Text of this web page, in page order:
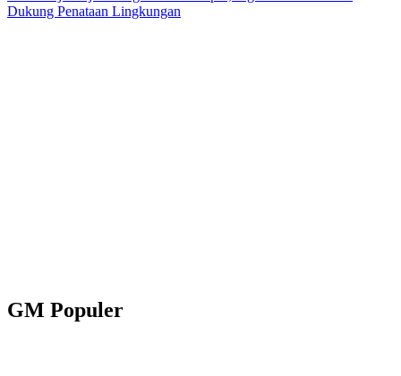
Dukung Penataan Lingkungan
GM Populer